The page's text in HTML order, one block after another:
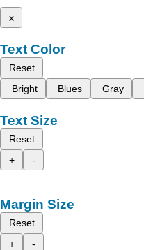
x
Text Color
Reset
Bright
Blues Gray
Text Size
Reset
+
-
Margin Size
Reset
+
-